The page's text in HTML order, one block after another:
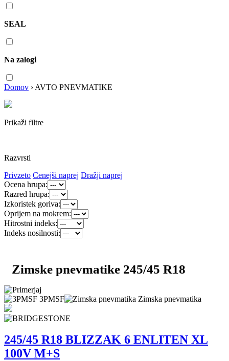
SEAL
Na zalogi
Domov › AVTO PNEVMATIKE
Prikaži filtre
Razvrsti
Privzeto Cenejši naprej Dražji naprej
Ocena hrupa:
Razred hrupa:
Izkoristek goriva:
Oprijem na mokrem:
Hitrostni indeks:
Indeks nosilnosti:
Zimske pnevmatike 245/45 R18
3PMSF Zimska pnevmatika
245/45 R18 BLIZZAK 6 ENLITEN XL
100V M+S